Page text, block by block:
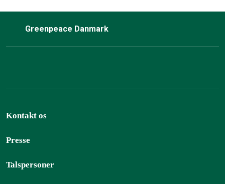
Greenpeace Danmark
Kontakt os
Presse
Talspersoner